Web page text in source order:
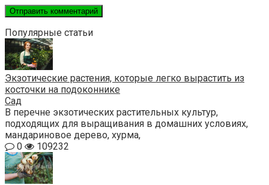
Популярные статьи
Экзотические растения, которые легко вырастить из
косточки на подоконнике
Сад
В перечне экзотических растительных культур,
подходящих для выращивания в домашних условиях,
мандариновое дерево, хурма,
0
109232